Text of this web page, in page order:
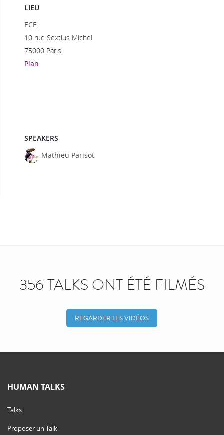
LIEU
ECE
10 rue Sextius Michel
75000 Paris
Plan
SPEAKERS
Mathieu Parisot
356 TALKS ONT ÉTÉ FILMÉS
REGARDER LES VIDÉOS
HUMAN TALKS
Talks
Proposer un Talk